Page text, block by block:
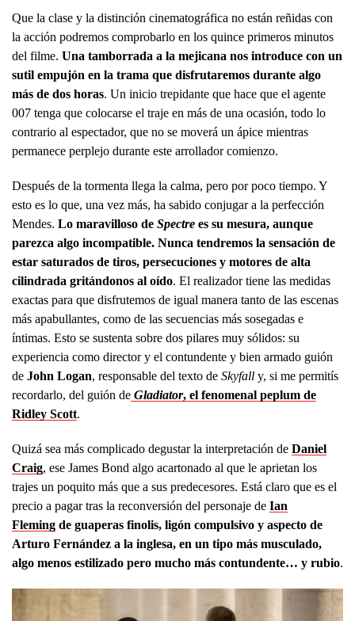
Que la clase y la distinción cinematográfica no están reñidas con
la acción podremos comprobarlo en los quince primeros minutos
del filme. Una tamborrada a la mejicana nos introduce con un
sutil empujón en la trama que disfrutaremos durante algo
más de dos horas. Un inicio trepidante que hace que el agente
007 tenga que colocarse el traje en más de una ocasión, todo lo
contrario al espectador, que no se moverá un ápice mientras
permanece perplejo durante este arrollador comienzo.
Después de la tormenta llega la calma, pero por poco tiempo. Y
esto es lo que, una vez más, ha sabido conjugar a la perfección
Mendes. Lo maravilloso de Spectre es su mesura, aunque
parezca algo incompatible. Nunca tendremos la sensación de
estar saturados de tiros, persecuciones y motores de alta
cilindrada gritándonos al oído. El realizador tiene las medidas
exactas para que disfrutemos de igual manera tanto de las escenas
más apabullantes, como de las secuencias más sosegadas e
íntimas. Esto se sustenta sobre dos pilares muy sólidos: su
experiencia como director y el contundente y bien armado guión
de John Logan, responsable del texto de Skyfall y, si me permitís
recordarlo, del guión de Gladiator, el fenomenal peplum de
Ridley Scott.
Quizá sea más complicado degustar la interpretación de Daniel
Craig, ese James Bond algo acartonado al que le aprietan los
trajes un poquito más que a sus predecesores. Está claro que es el
precio a pagar tras la reconversión del personaje de Ian
Fleming de guaperas finolis, ligón compulsivo y aspecto de
Arturo Fernández a la inglesa, en un tipo más musculado,
algo menos estilizado pero mucho más contundente… y rubio.